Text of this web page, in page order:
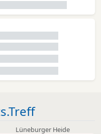
Lüneburger Heide